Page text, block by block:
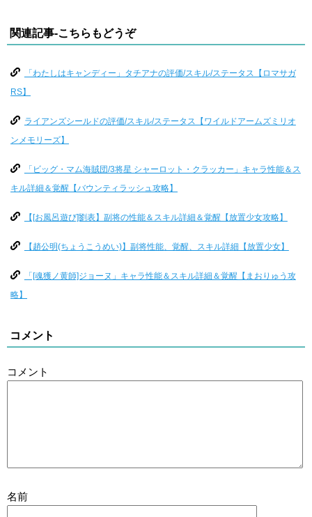
関連記事-こちらもどうぞ
「わたしはキャンディー」タチアナの評価/スキル/ステータス【ロマサガ
RS】
ライアンズシールドの評価/スキル/ステータス【ワイルドアームズミリオ
ンメモリーズ】
「ビッグ・マム海賊団/3将星 シャーロット・クラッカー」キャラ性能＆ス
キル詳細＆覚醒【バウンティラッシュ攻略】
【[お風呂遊び]劉表】副将の性能＆スキル詳細＆覚醒【放置少女攻略】
【趙公明(ちょうこうめい)】副将性能、覚醒、スキル詳細【放置少女】
「[魂獲ノ黄師]ジョーヌ」キャラ性能＆スキル詳細＆覚醒【まおりゅう攻
略】
コメント
コメント
名前